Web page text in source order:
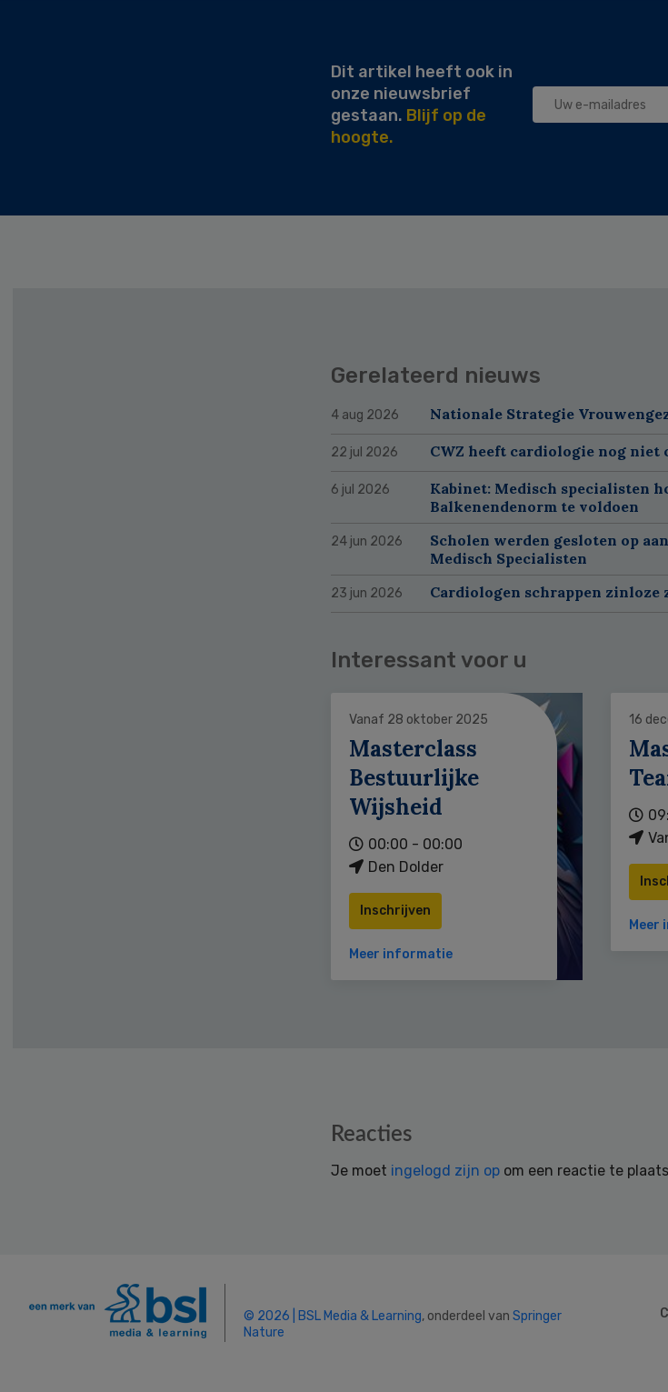
Dit artikel heeft ook in
onze nieuwsbrief
gestaan. Blijf op de
hoogte.
Gerelateerd nieuws
4 aug 2026 Nationale Strategie
22 jul 2026 CWZ heeft cardiologie nog niet
6 jul 2026
Kabinet: Medisch specialisten
Balkenendenorm te voldoen
24 jun 2026
Scholen werden gesloten op
Medisch Specialisten
23 jun 2026 Cardiologen schrappen zinloze
Interessant voor u
Vanaf 28 oktober 2025
Masterclass
Bestuurlijke
Wijsheid
00:00 - 00:00
Den Dolder
Inschrijven
Meer informatie
16
Meer
Reacties
Je moet ingelogd zijn op om een reactie te
© 2026 | BSL Media & Learning, onderdeel van Springer
Nature